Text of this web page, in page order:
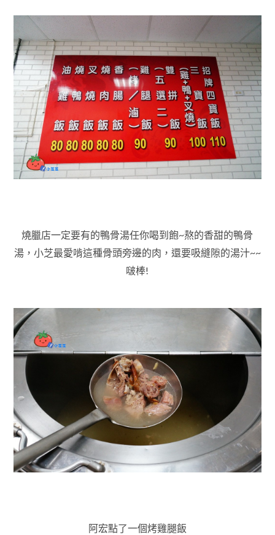
燒臘店一定要有的鴨骨湯任你喝到飽~熬的香甜的鴨骨
湯，小芝最愛啃這種骨頭旁邊的肉，還要吸縫隙的湯汁~~
啵棒!
阿宏點了一個烤雞腿飯